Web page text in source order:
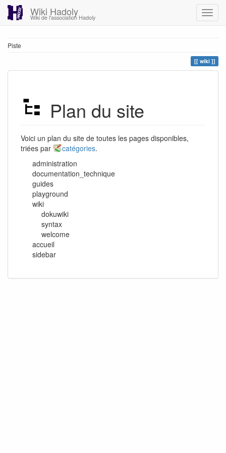
Wiki Hadoly
Wiki de l'association Hadoly
Piste
wiki
Plan du site
Voici un plan du site de toutes les pages disponibles,
triées par
catégories.
administration
documentation_technique
guides
playground
wiki
dokuwiki
syntax
welcome
accueil
sidebar